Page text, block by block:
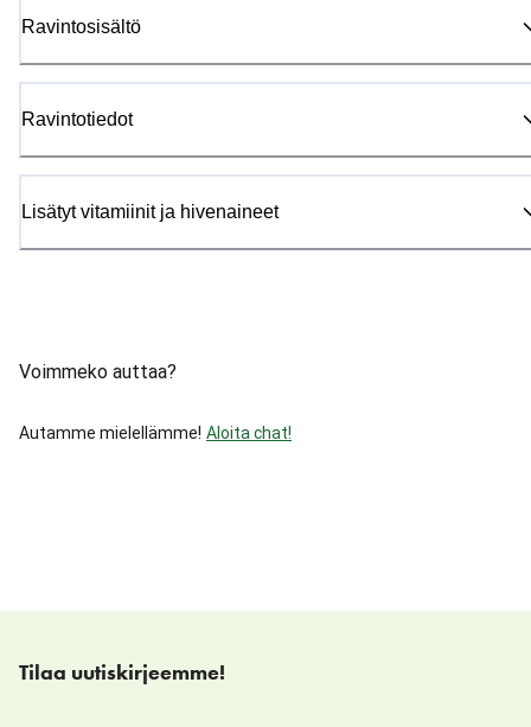
Ravintosisältö
Ravintotiedot
Lisätyt vitamiinit ja hivenaineet
Voimmeko auttaa?
Autamme mielellämme! Aloita chat!
Tilaa uutiskirjeemme!